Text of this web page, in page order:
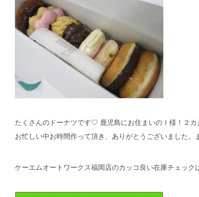
たくさんのドーナツです♡ 鹿児島にお住まいのＩ様！２
お忙しい中お時間作って頂き、ありがとうございました。
ケーエムオートワークス福岡店のカッコ良い在庫チェック